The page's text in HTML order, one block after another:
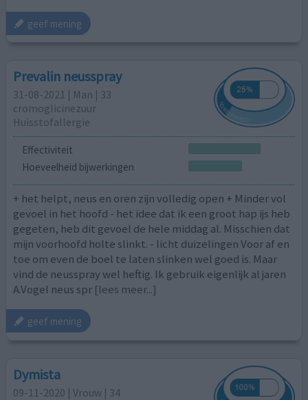
geef mening
Prevalin neusspray
31-08-2021 | Man | 33
cromoglicinezuur
Huisstofallergie
Effectiviteit
Hoeveelheid bijwerkingen
+ het helpt, neus en oren zijn volledig open + Minder vol
gevoel in het hoofd - het idee dat ik een groot hap ijs heb
gegeten, heb dit gevoel de hele middag al. Misschien dat
mijn voorhoofd holte slinkt. - licht duizelingen Voor af en
toe om even de boel te laten slinken wel goed is. Maar
vind de neusspray wel heftig. Ik gebruik eigenlijk al jaren
A.Vogel neus spr [lees meer...]
geef mening
Dymista
09-11-2020 | Vrouw | 34